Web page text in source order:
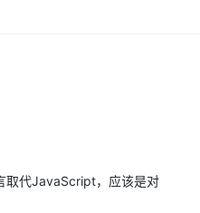
取代JavaScript，应该是对